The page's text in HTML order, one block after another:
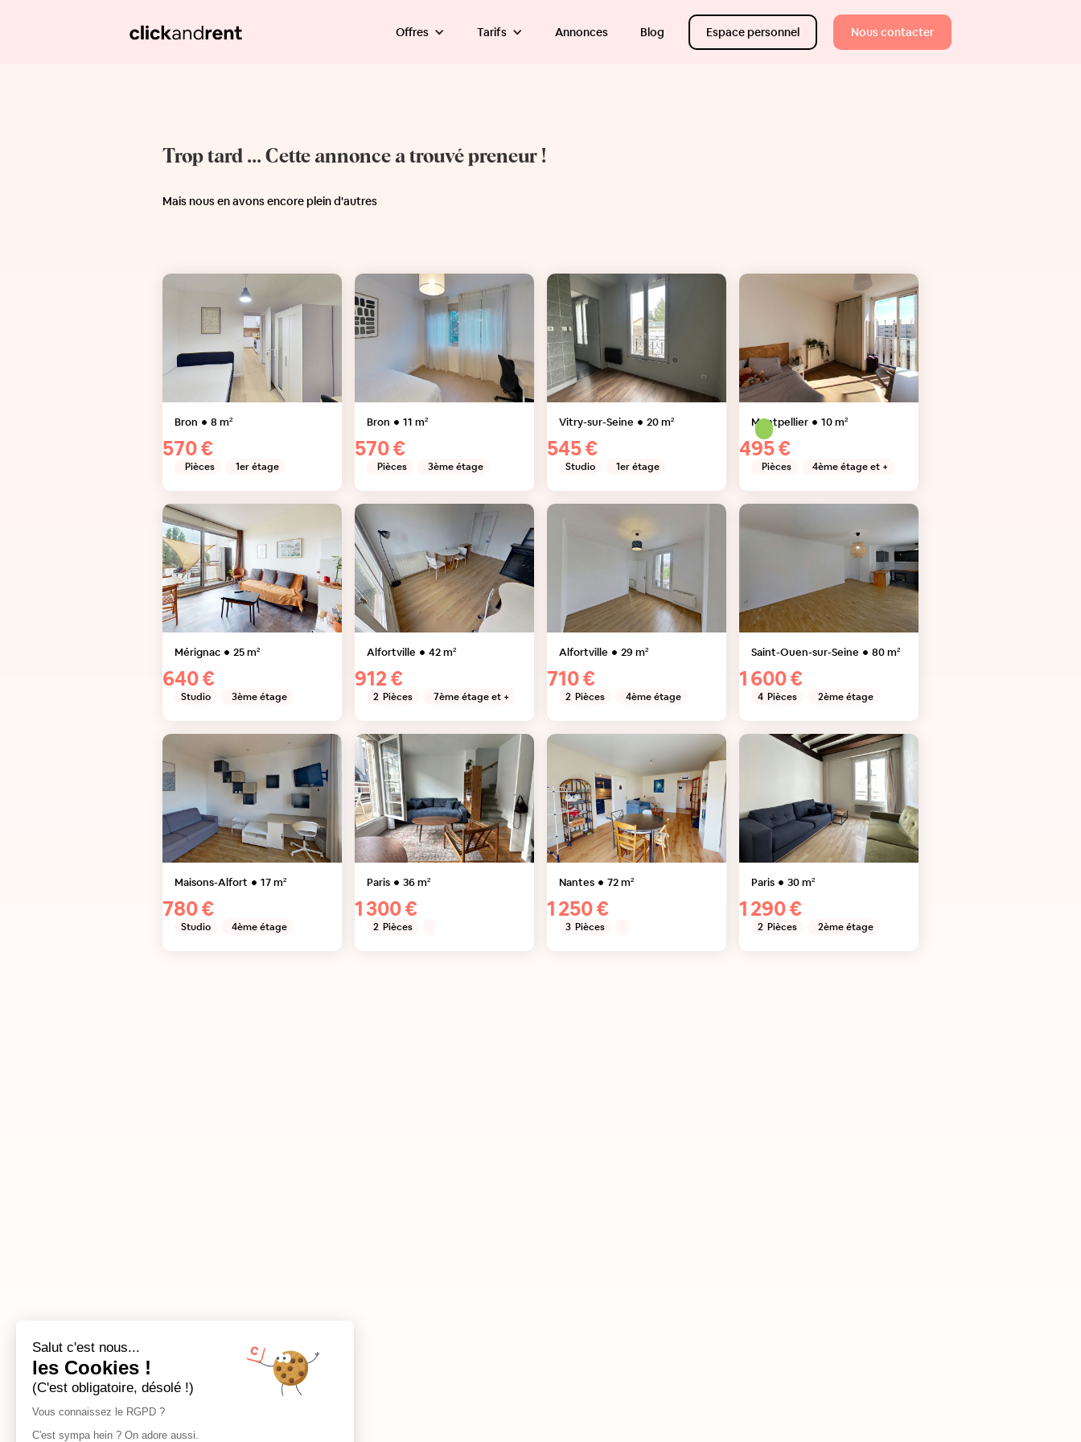
Offres Tarifs Annonces Blog Espace personnel Nous contacter
Trop tard ... Cette annonce a trouvé preneur !
Mais nous en avons encore plein d'autres
Bron 8 m²
570 €
Pièces 1er étage
Bron 11 m²
570 €
Pièces 3ème étage
Vitry-sur-Seine 20m²
545 €
Studio 1er étage
Montpellier 10m²
495 €
Pièces 4ème étage et +
Mérignac 25m²
640 €
Studio 3ème étage
Alfortville 42m²
912 €
2 Pièces 7ème étage et +
Alfortville 29 m²
710 €
2 Pièces 4ème étage
Saint-Ouen-sur-Seine 80m²
1 600 €
4 Pièces 2ème étage
Maisons-Alfort 17m²
780 €
Studio 4ème étage
Paris 36m²
1 300 €
2 Pièces
Nantes 72m²
1 250 €
3 Pièces
Paris 30m²
1 290 €
2 Pièces 2ème étage
Salut c'est nous...
les Cookies !
(C'est obligatoire, désolé !)
Vous connaissez le RGPD ?
C'est sympa hein ? On adore aussi.